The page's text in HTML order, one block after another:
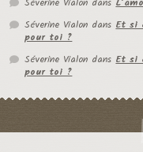
Séverine Vialon dansEt si
pour toi ?
Séverine Vialon dansEt si
pour toi ?